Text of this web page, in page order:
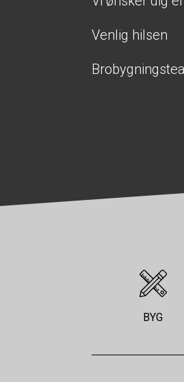
Venlig hilsen
BYG